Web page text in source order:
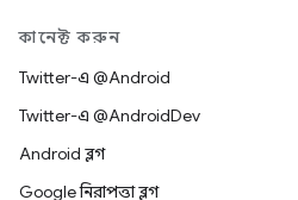
কানেক্ট করুন
Twitter-এ @Android
Twitter-এ @AndroidDev
Android ব্লগ
Google নিরাপত্তা ব্লগ